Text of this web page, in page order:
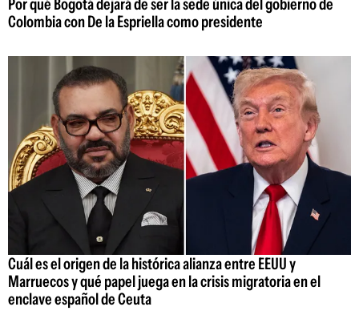
Por qué Bogotá dejará de ser la sede única del gobierno de
Colombia con De la Espriella como presidente
Cuál es el origen de la histórica alianza entre EEUU y
Marruecos y qué papel juega en la crisis migratoria en el
enclave español de Ceuta